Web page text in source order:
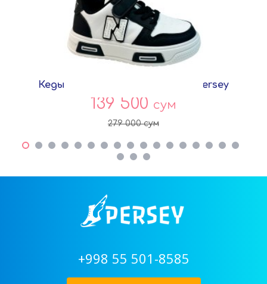
Кеды Черный Экокожа G9057A Persey
139 500 сум
279 000сум
+998 55 501-8585